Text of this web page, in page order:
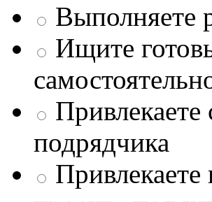
Выполняете
Ищите
Привлекаете
подрядчика